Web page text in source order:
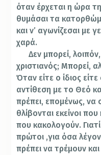
όταν έρχεται η ώρα
θυμάσαι τα
και ν’ αγωνίζεσαι με
χαρά.
Δεν μπορεί,
χριστιανός; Μπορεί,
Όταν είτε ο ίδιος
αντίθεση με το Θεό
πρέπει, επομένως, να
θλίβονται εκείνοι
που κακολογούν.
πρώτοι ,για όσα
πρέπει να τρέμουν